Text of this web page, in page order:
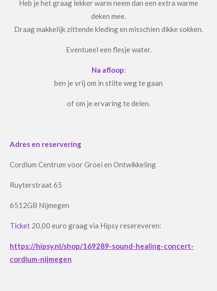
Heb je het graag lekker warm neem dan een extra warme
deken mee.
Draag makkelijk zittende kleding en misschien dikke sokken.
Eventueel een flesje water.
Na afloop:
ben je vrij om in stilte weg te gaan
of om je ervaring te delen.
Adres en reservering
Cordium Centrum voor Groei en Ontwikkeling
Ruyterstraat 65
6512GB Nijmegen
Ticket 20,00 euro graag via Hipsy resereveren:
https://hipsy.nl/shop/169289-sound-healing-concert-
cordium-nijmegen